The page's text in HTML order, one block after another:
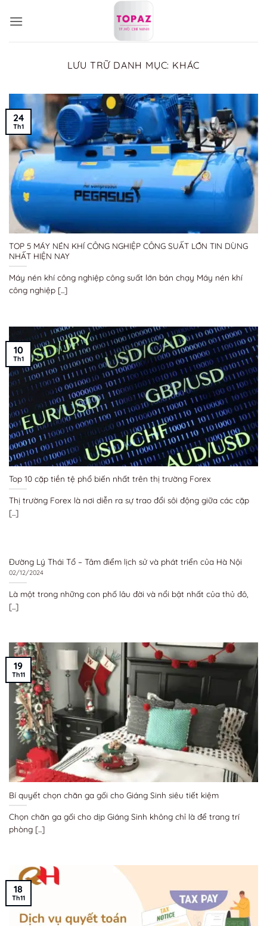
qua
LƯU TRỮ DANH MỤC: KHÁC
TOP 5 MÁY NÉN KHÍ CÔNG NGHIỆP CÔNG SUẤT LỚN TIN DÙNG
NHẤT HIỆN NAY
Máy nén khí công nghiệp công suất lớn bán chạy Máy nén khí
công nghiệp [...]
24
Th1
Top 10 cặp tiền tệ phổ biến nhất trên thị trường Forex
Thị trường Forex là nơi diễn ra sự trao đổi sôi động giữa các cặp
[...]
10
Th1
Đường Lý Thái Tổ – Tâm điểm lịch sử và phát triển của Hà Nội
02/12/2024
Là một trong những con phố lâu đời và nổi bật nhất của thủ đô,
[...]
Bí quyết chọn chăn ga gối cho Giáng Sinh siêu tiết kiệm
Chọn chăn ga gối cho dịp Giáng Sinh không chỉ là để trang trí
phòng [...]
19
Th11
18
Th11